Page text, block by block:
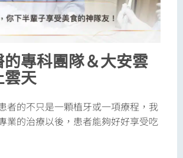
的專科團隊＆大安雲
雲天
者的不只是一顆植牙或一項療程，我
業的治療以後，患者能夠好好享受吃